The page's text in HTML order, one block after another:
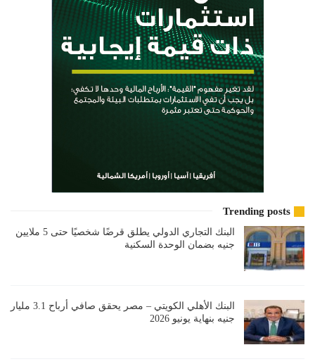
Trending posts
البنك التجاري الدولي يطلق قرضًا شخصيًا حتى 5 ملايين
جنيه بضمان الوحدة السكنية
البنك الأهلي الكويتي – مصر يحقق صافي أرباح 3.1 مليار
جنيه بنهاية يونيو 2026